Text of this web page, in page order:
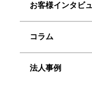
お客様インタビ
コラム
法人事例